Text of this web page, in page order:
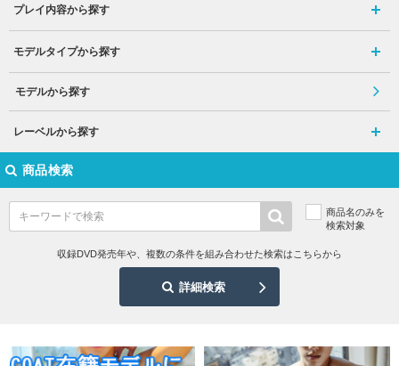
プレイ内容から探す
モデルタイプから探す
モデルから探す
レーベルから探す
商品検索
商品名のみを
検索対象
収録DVD発売年や、複数の条件を組み合わせた検索はこちらから
詳細検索